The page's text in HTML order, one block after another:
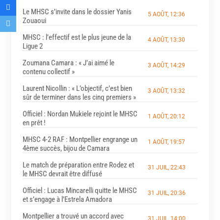
Le MHSC s’invite dans le dossier Yanis
Zouaoui
5 AOÛT, 12:36
MHSC : l’effectif est le plus jeune de la
Ligue 2
4 AOÛT, 13:30
Zoumana Camara : « J’ai aimé le
contenu collectif »
3 AOÛT, 14:29
Laurent Nicollin : « L’objectif, c’est bien
sûr de terminer dans les cinq premiers »
3 AOÛT, 13:32
Officiel : Nordan Mukiele rejoint le MHSC
en prêt !
1 AOÛT, 20:12
MHSC 4-2 RAF : Montpellier engrange un
4ème succès, bijou de Camara
1 AOÛT, 19:57
Le match de préparation entre Rodez et
le MHSC devrait être diffusé
31 JUIL, 22:43
Officiel : Lucas Mincarelli quitte le MHSC
et s’engage à l’Estrela Amadora
31 JUIL, 20:36
Montpellier a trouvé un accord avec 31 JUIL, 14:00